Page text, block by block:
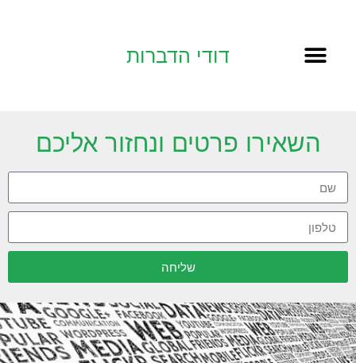
דודי הדברות
השאירו פרטים ונחזור אליכם
שליחה